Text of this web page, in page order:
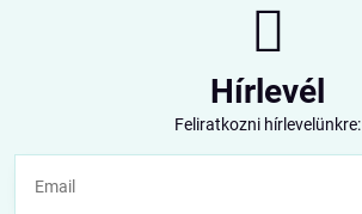
Hírlevél
Feliratkozni hírlevelünkre: